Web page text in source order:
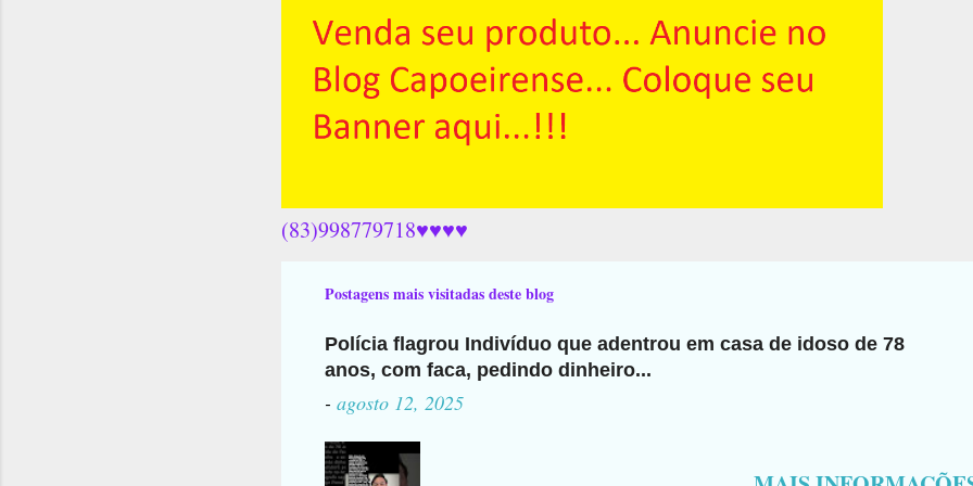
(83)998779718♥♥♥♥
Postagens mais visitadas deste blog
Polícia flagrou Indivíduo que adentrou em casa de idoso de 78
anos, com faca, pedindo dinheiro...
- agosto 12, 2025